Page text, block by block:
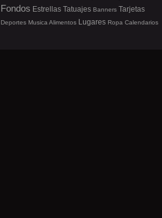
Fondos Estrellas Tatuajes Banners Tarjetas
Deportes Musica Alimentos Lugares Ropa Calendarios